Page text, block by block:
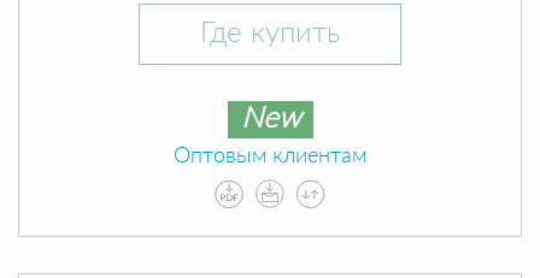
Где купить
New
Оптовым клиентам